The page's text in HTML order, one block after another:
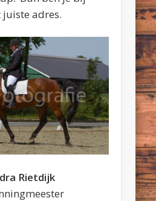
adres.
Rietdijk